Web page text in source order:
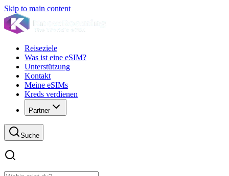
Skip to main content
Reiseziele
Was ist eine eSIM?
Unterstützung
Kontakt
Meine eSIMs
Kreds verdienen
Partner
Suche